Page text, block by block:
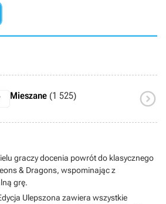
Mieszane (1 525) 
graczy docenia powrót do klasycznego
& Dragons, wspominając z
grę.
Ulepszona zawiera wszystkie